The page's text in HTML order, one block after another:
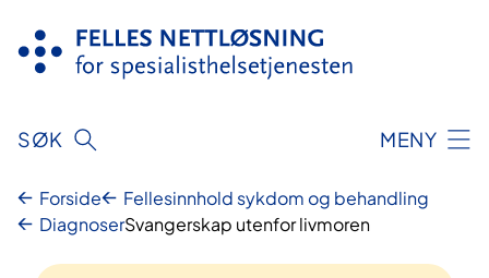
innhold
SØK MENY
Forside
Fellesinnhold sykdom og behandling
DiagnoserSvangerskap utenfor livmoren